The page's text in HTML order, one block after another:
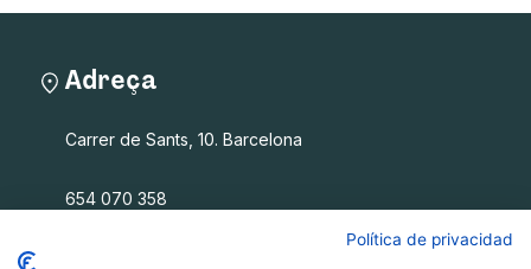
Adreça
Carrer de Sants, 10. Barcelona
654 070 358
Política de privacidad